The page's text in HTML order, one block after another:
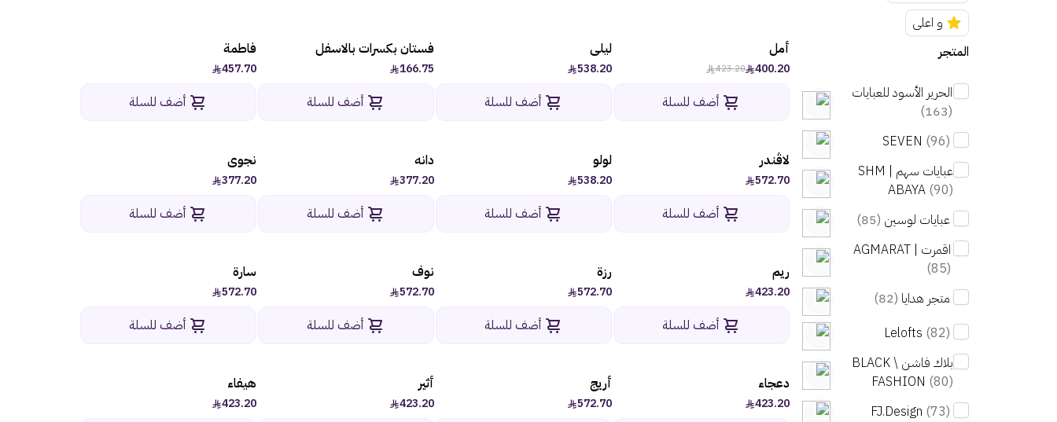
و اعلى
المتجر
الحرير الأسود للعبايات
(163)
SEVEN (96)
عبايات سهم | SHM
ABAYA (90)
عبايات لوسين (85)
اقمرت | AGMARAT
(85)
متجر هدايا (82)
Lelofts (82)
بلاك فاشن \ BLACK
FASHION (80)
FJ.Design (73)
أمل
400.20
423.20
أضف للسلة
ليلى
538.20
أضف للسلة
فستان بكسرات بالاسفل
166.75
أضف للسلة
فاطمة
457.70
أضف للسلة
لاڤندر
572.70
أضف للسلة
لولو
538.20
أضف للسلة
دانه
377.20
أضف للسلة
نجوى
377.20
أضف للسلة
ريم
423.20
أضف للسلة
رزة
572.70
أضف للسلة
نوف
572.70
أضف للسلة
سارة
572.70
أضف للسلة
دعجاء
423.20
أريج
572.70
أثير
423.20
هيفاء
423.20